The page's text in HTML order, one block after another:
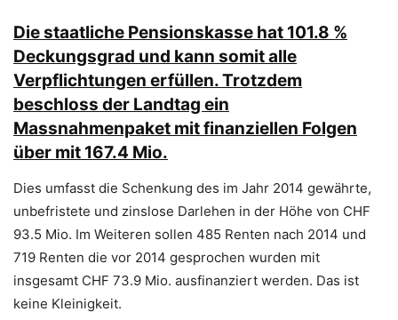
Die staatliche Pensionskasse hat 101.8 %
Deckungsgrad und kann somit alle
Verpflichtungen erfüllen. Trotzdem
beschloss der Landtag ein
Massnahmenpaket mit finanziellen Folgen
über mit 167.4 Mio.
Dies umfasst die Schenkung des im Jahr 2014 gewährte,
unbefristete und zinslose Darlehen in der Höhe von CHF
93.5 Mio. Im Weiteren sollen 485 Renten nach 2014 und
719 Renten die vor 2014 gesprochen wurden mit
insgesamt CHF 73.9 Mio. ausfinanziert werden. Das ist
keine Kleinigkeit.